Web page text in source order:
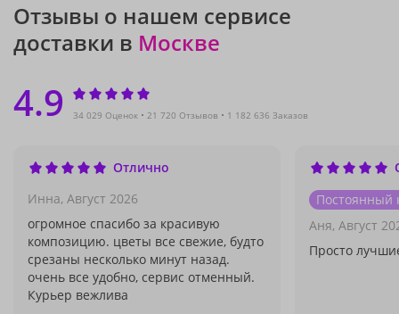
Отзывы о нашем сервисе
доставки в Москве
4.9 34 029 Оценок 21 720 Отзывов 1 182 636 Заказов
Отлично
Инна, Август 2026
огромное спасибо за красивую
композицию. цветы все свежие, будто
срезаны несколько минут назад.
очень все удобно, сервис отменный.
Курьер вежлива
Постоянный
Аня, Август
Просто